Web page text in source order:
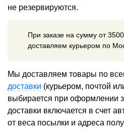
не резервируются.
При заказе на сумму от
доставляем курьером по
Мы доставляем товары по
доставки (курьером, почтой
выбирается при оформлении
доставки включается в счет
от веса посылки и адреса